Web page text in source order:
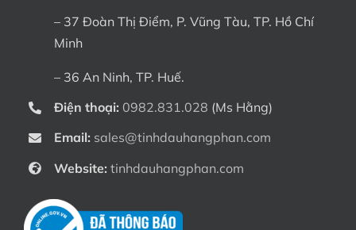
– 37 Đoàn Thị Điểm, P. Vũng Tàu, TP. Hồ Chí
Minh
– 36 An Ninh, TP. Huế.
Điện thoại: 0982.831.028 (Ms Hằng)
Email: sales@tinhdauhangphan.com
Website: tinhdauhangphan.com